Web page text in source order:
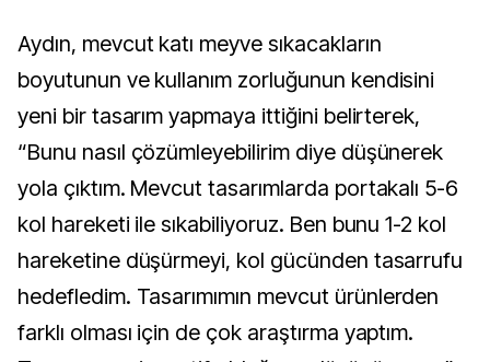
Aydın, mevcut katı meyve sıkacakların
boyutunun ve kullanım zorluğunun kendisini
yeni bir tasarım yapmaya ittiğini belirterek,
“Bunu nasıl çözümleyebilirim diye düşünerek
yola çıktım. Mevcut tasarımlarda portakalı 5-6
kol hareketi ile sıkabiliyoruz. Ben bunu 1-2 kol
hareketine düşürmeyi, kol gücünden tasarrufu
hedefledim. Tasarımımın mevcut ürünlerden
farklı olması için de çok araştırma yaptım.